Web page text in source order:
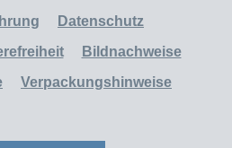
Datenschutz
Bildnachweise
Verpackungshinweise